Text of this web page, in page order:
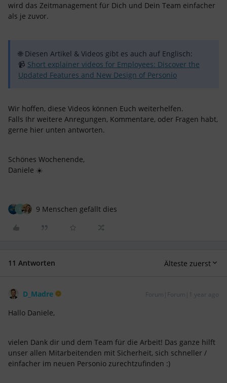
wird das Zeitmanagement für Dich und Dein Team einfacher
als je zuvor.
🌐 Diesen Artikel & Videos gibt es auch auf Englisch:
📹 Short explainer videos for Employees: Discover the
Updated Features and New Design of Personio
Wir hoffen, diese Videos können Euch weiterhelfen.
Falls Ihr weitere Anregungen, Kommentare, oder Fragen habt,
gerne hier unten antworten.
Schönes Wochenende,
Daniele ☀️
9 Menschen gefällt dies
11 Antworten Älteste zuerst
D_Madre Forum|Forum|1 year ago
Hallo Daniele,
vielen Dank dir und dem Team für die Arbeit! Das ganze hilft
unser allen Mitarbeitenden mit Sicherheit, sich schneller /
einfacher im neuen Personio zurechtzufinden :)